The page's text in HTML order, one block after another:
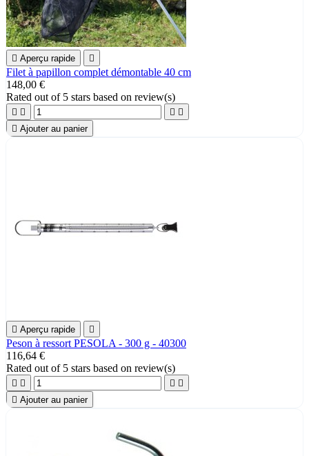
 Aperçu rapide 
Filet à papillon complet démontable 40 cm
148,00 €
Rated out of 5 stars based on review(s)
   
 Ajouter au panier
 Aperçu rapide 
Peson à ressort PESOLA - 300 g - 40300
116,64 €
Rated out of 5 stars based on review(s)
   
 Ajouter au panier